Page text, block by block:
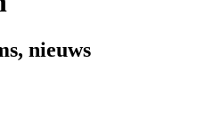
nieuws